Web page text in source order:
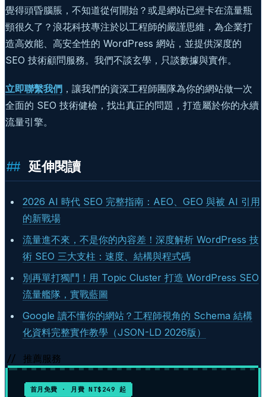
覺得頭昏腦脹，不知道從何開始？或是網站已經卡在流量瓶
頸很久了？浪花科技專注於以工程師的嚴謹思維，為企業打
造高效能、高安全性的 WordPress 網站，並提供深度的
SEO 技術顧問服務。我們不談玄學，只談數據與實作。
立即聯繫我們 ，讓我們的資深工程師團隊為你的網站做一次
全面的 SEO 技術健檢，找出真正的問題，打造屬於你的永續
流量引擎。
延伸閱讀
2026 AI 時代 SEO 完整指南：AEO、GEO 與被 AI 引用
的新戰場
流量進不來，不是你的內容差！深度解析 WordPress 技
術 SEO 三大支柱：速度、結構與程式碼
別再單打獨鬥！用 Topic Cluster 打造 WordPress SEO
流量艦隊，實戰藍圖
Google 讀不懂你的網站？工程師視角的 Schema 結構
化資料完整實作教學（JSON-LD 2026版）
// 推薦服務
首月免費 · 月費 NT$249 起